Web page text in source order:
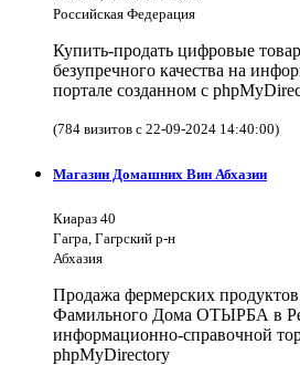
Российская Федерация
Купить-продать цифровые
безупречного качества на
портале созданном с
(784 визитов с 22-09-2024 14:40:00)
Магазин Домашних Вин Абхазии
Киараз 40
Гагра, Гагрский р-н
Абхазия
Продажа фермерских
Фамильного Дома ОТЫРБА в
информационно-справочной
phpMyDirectory